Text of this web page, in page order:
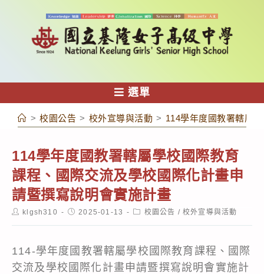
容
選單
> 校園公告 > 校外宣導與活動 > 114學年度國教署轄屬
114學年度國教署轄屬學校國際教育
課程、國際交流及學校國際化計畫申
請暨撰寫說明會實施計畫
Postklgsh310
Post2025-01-13
Post校園公告 / 校外宣導與活動
114-學年度國教署轄屬學校國際教育課程、國際
交流及學校國際化計畫申請暨撰寫說明會實施計